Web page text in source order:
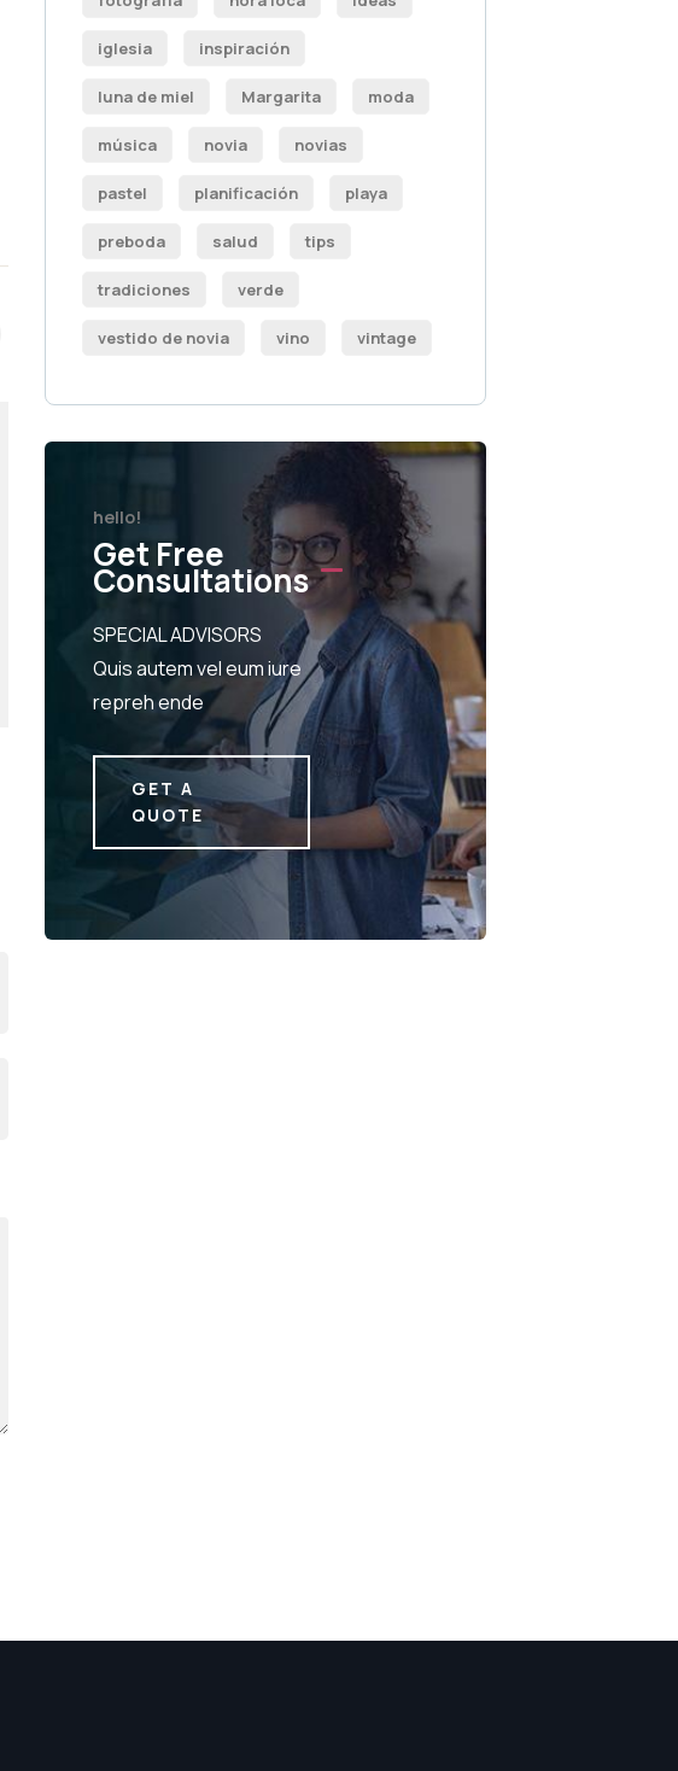
iglesia inspiración
luna de miel Margarita moda
música novia novias
pastel planificación playa
preboda salud tips
tradiciones verde
vestido de novia vino vintage
hello!
Get Free
Consultations
SPECIAL ADVISORS
Quis autem vel eum iure
repreh ende
GET A
QUOTE